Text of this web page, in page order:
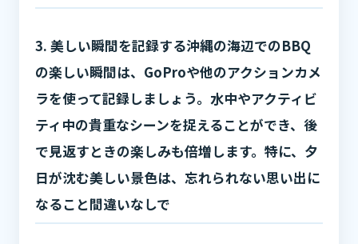
3. 美しい瞬間を記録する沖縄の海辺でのBBQ
の楽しい瞬間は、GoProや他のアクションカメ
ラを使って記録しましょう。水中やアクティビ
ティ中の貴重なシーンを捉えることができ、後
で見返すときの楽しみも倍増します。特に、夕
日が沈む美しい景色は、忘れられない思い出に
なること間違いなしで